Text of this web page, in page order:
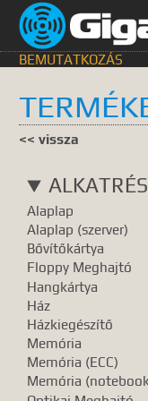
BEMUTATKOZÁS
KERESÉS
egyik
GyIK.
Gyártók
TALÁLATOK
<< vissza
Alaplap
Alaplap (szerver)
Bővítőkártya
Floppy Meghajtó
Hangkártya
Ház
Házkiegészítő
Memória
Memória (ECC)
Memória